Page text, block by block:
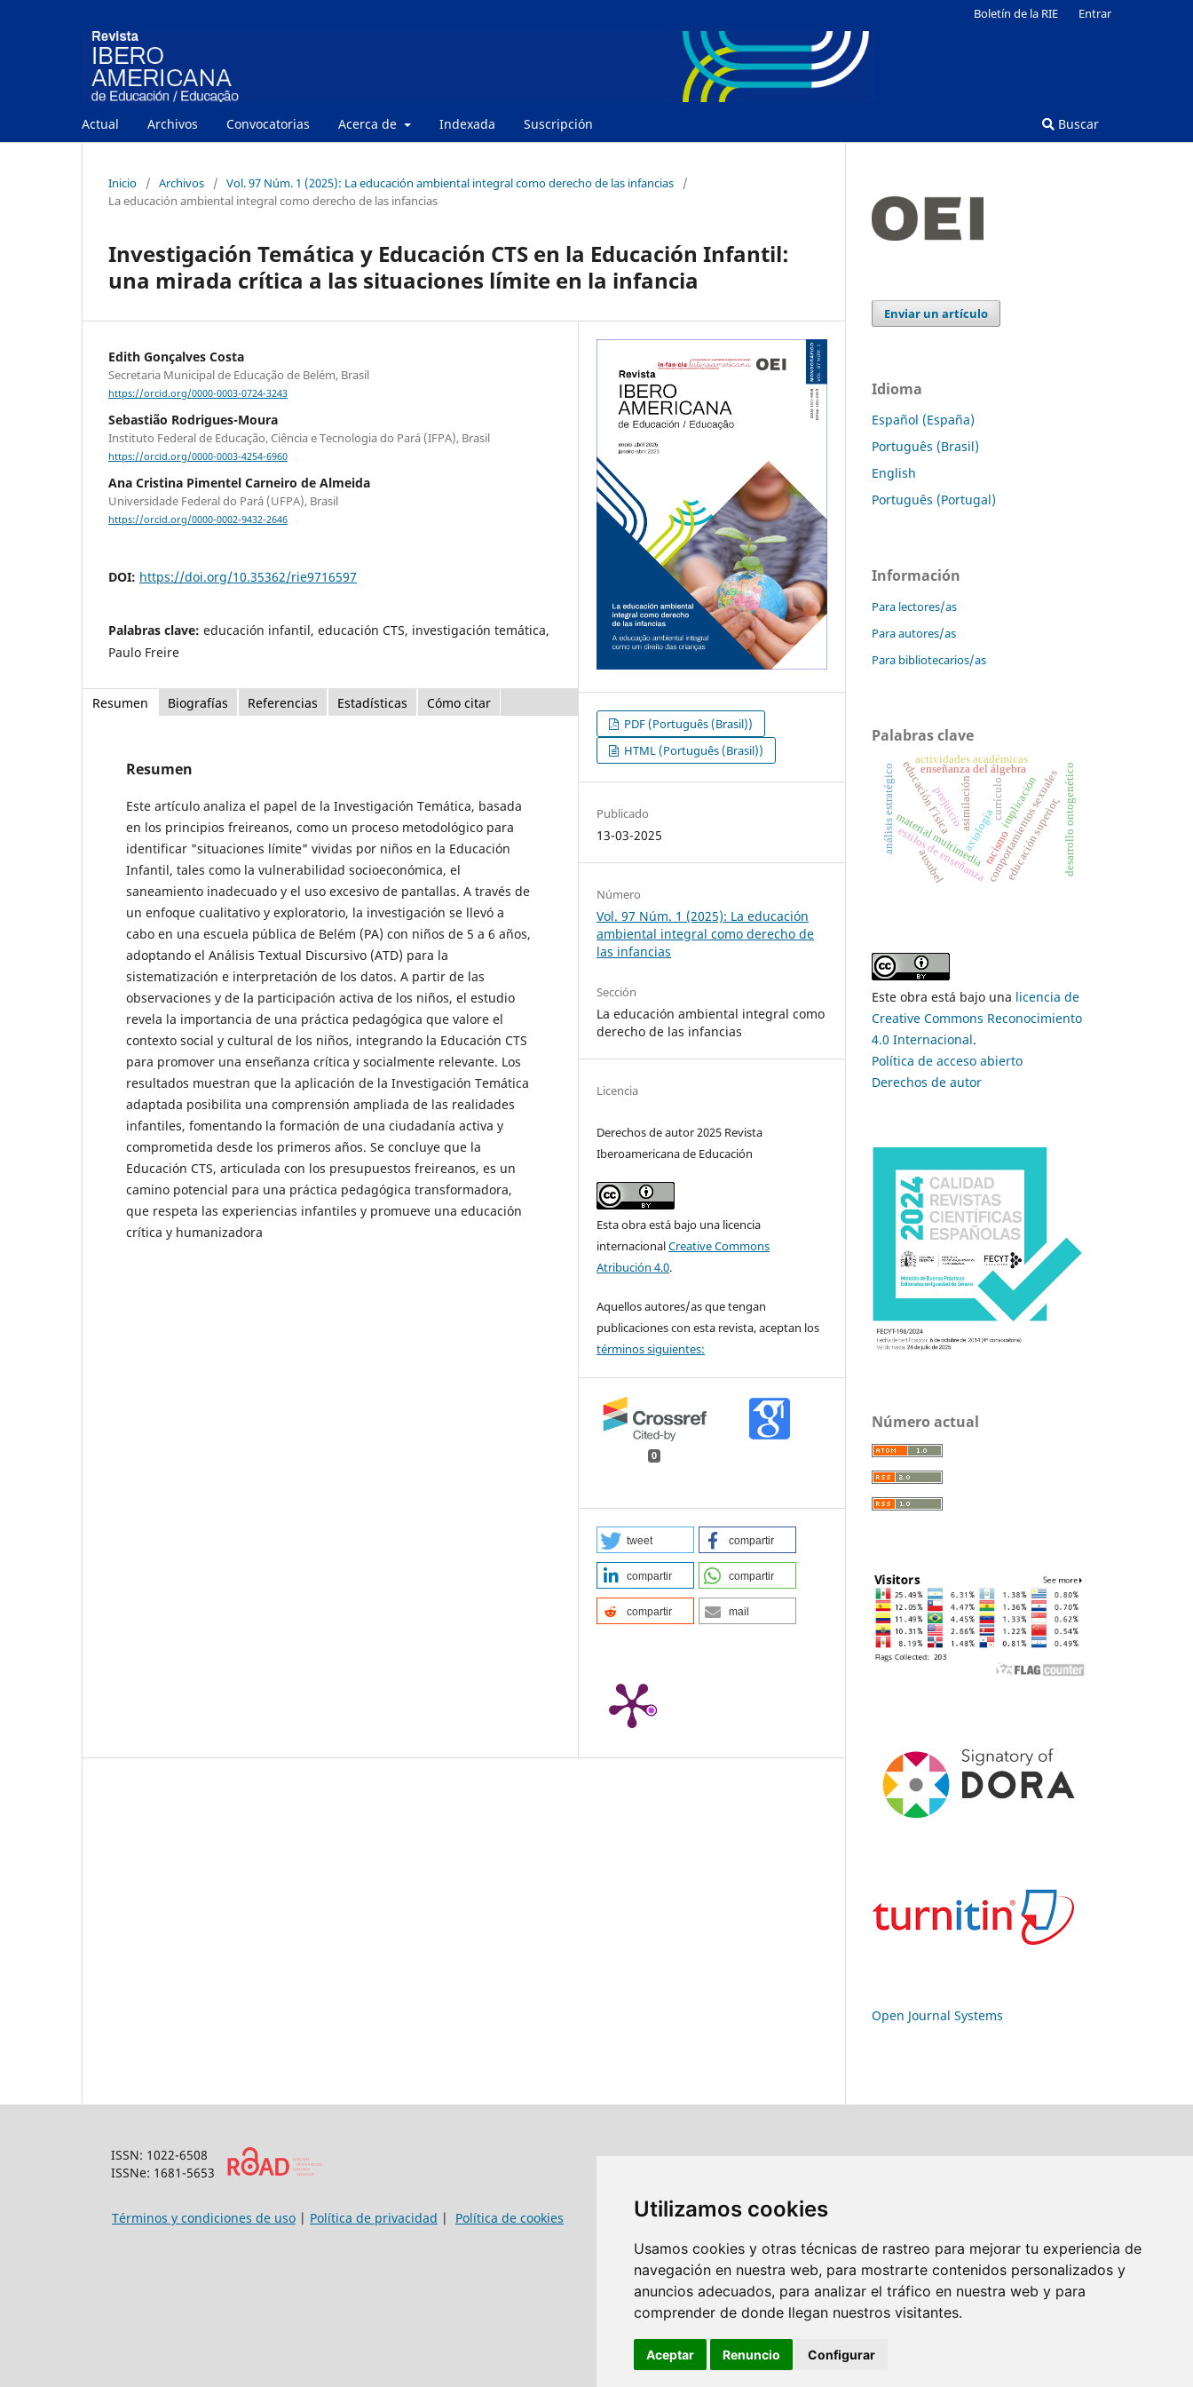
Utilizamos cookies
Usamos cookies y otras técnicas de rastreo para mejorar tu experiencia de
navegación en nuestra web, para mostrarte contenidos personalizados y
anuncios adecuados, para analizar el tráfico en nuestra web y para
comprender de donde llegan nuestros visitantes.
Aceptar Renuncio Configurar
Actual Archivos Convocatorias Acerca de Indexada Suscripción Buscar
Boletín de la RIE Entrar
Inicio / Archivos / Vol. 97 Núm. 1 (2025): La educación ambiental integral como derecho de las infancias
/
La educación ambiental integral como derecho de las infancias
Investigación Temática y Educación CTS en la Educación Infantil:
una mirada crítica a las situaciones límite en la infancia
Edith Gonçalves Costa
Secretaria Municipal de Educação de Belém, Brasil
https://orcid.org/0000-0003-0724-3243
Sebastião Rodrigues-Moura
Instituto Federal de Educação, Ciência e Tecnologia do Pará (IFPA), Brasil
https://orcid.org/0000-0003-4254-6960
Ana Cristina Pimentel Carneiro de Almeida
Universidade Federal do Pará (UFPA), Brasil
https://orcid.org/0000-0002-9432-2646
DOI: https://doi.org/10.35362/rie9716597
Palabras clave: educación infantil, educación CTS, investigación temática,
Paulo Freire
Resumen Biografías Referencias Estadísticas Cómo citar
Resumen
Este artículo analiza el papel de la Investigación Temática, basada
en los principios freireanos, como un proceso metodológico para
identificar "situaciones límite" vividas por niños en la Educación
Infantil, tales como la vulnerabilidad socioeconómica, el
saneamiento inadecuado y el uso excesivo de pantallas. A través de
un enfoque cualitativo y exploratorio, la investigación se llevó a
cabo en una escuela pública de Belém (PA) con niños de 5 a 6 años,
adoptando el Análisis Textual Discursivo (ATD) para la
sistematización e interpretación de los datos. A partir de las
observaciones y de la participación activa de los niños, el estudio
revela la importancia de una práctica pedagógica que valore el
contexto social y cultural de los niños, integrando la Educación CTS
para promover una enseñanza crítica y socialmente relevante. Los
resultados muestran que la aplicación de la Investigación Temática
adaptada posibilita una comprensión ampliada de las realidades
infantiles, fomentando la formación de una ciudadanía activa y
comprometida desde los primeros años. Se concluye que la
Educación CTS, articulada con los presupuestos freireanos, es un
camino potencial para una práctica pedagógica transformadora,
que respeta las experiencias infantiles y promueve una educación
crítica y humanizadora
PDF (Português (Brasil))
HTML (Português (Brasil))
Publicado
13-03-2025
Número
Vol. 97 Núm. 1 (2025): La educación
ambiental integral como derecho de
las infancias
Sección
La educación ambiental integral como
derecho de las infancias
Licencia
Derechos de autor 2025 Revista
Iberoamericana de Educación
Esta obra está bajo una licencia
internacionalCreative Commons
Atribución 4.0.
Aquellos autores/as que tengan
publicaciones con esta revista, aceptan los
términos siguientes:
0
tweet compartir
compartir compartir
compartir mail
Enviar un artículo
Idioma
Español (España)
Português (Brasil)
English
Português (Portugal)
Información
Para lectores/as
Para autores/as
Para bibliotecarios/as
Palabras clave
currículoimplicación
axiología
material multimedia
enseñanza del álgebra
comportamientos sexuales
análisis estratégico
actividades académicas
educación superior,
educación f´ísica desarrollo ontogenético
estilos de enseñanza
asimilación
racismo
prejuicio
ausubel
Este obra está bajo una licencia de
Creative Commons Reconocimiento
4.0 Internacional.
Política de acceso abierto
Derechos de autor
Número actual
Open Journal Systems
ISSN: 1022-6508
ISSNe: 1681-5653
Términos y condiciones de uso | Política de privacidad | Política de cookies